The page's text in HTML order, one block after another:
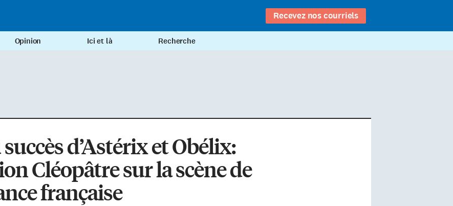
Recevez nos courriels
Opinion Ici et là Recherche
d’Astérix et Obélix:
Cléopâtre sur la scène de
française